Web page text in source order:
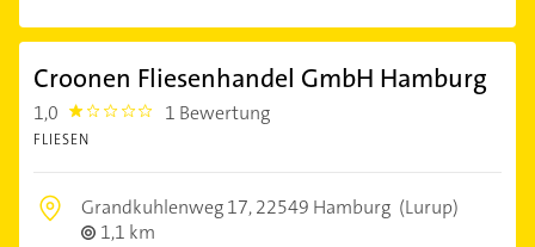
Croonen Fliesenhandel GmbH Hamburg
1,0 1.0 1 Bewertung
FLIESEN
Grandkuhlenweg 17,22549 Hamburg (Lurup)
1,1 km